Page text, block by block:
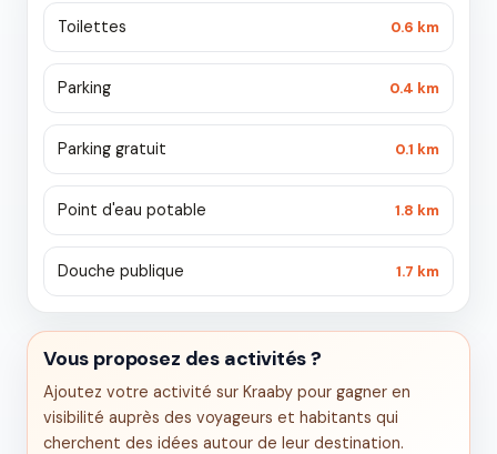
Toilettes 0.6 km
Parking 0.4 km
Parking gratuit 0.1 km
Point d'eau potable 1.8 km
Douche publique 1.7 km
Vous proposez des activités ?
Ajoutez votre activité sur Kraaby pour gagner en
visibilité auprès des voyageurs et habitants qui
cherchent des idées autour de leur destination.